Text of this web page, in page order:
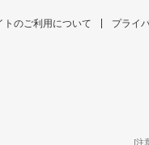
トのご利用について プライ
[注